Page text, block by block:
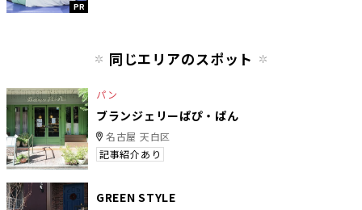
PR
同じエリアのスポット
パン
ブランジェリーぱぴ・ぱん
名古屋 天白区
記事紹介あり
GREEN STYLE